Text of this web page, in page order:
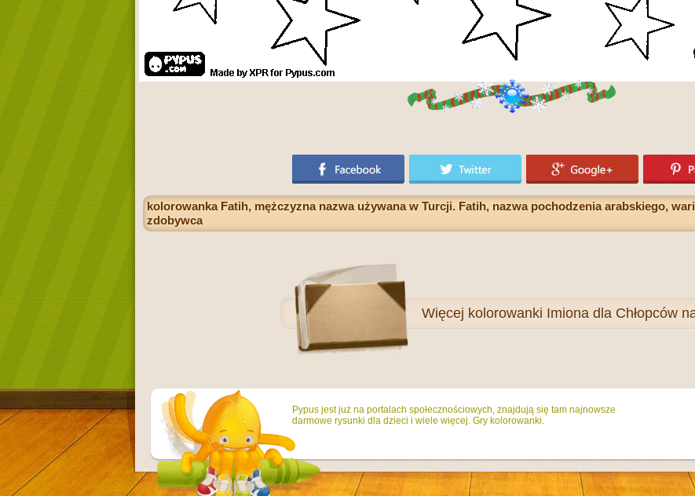
kolorowanka Fatih, mężczyzna nazwa używana w Turcji. Fatih, nazwa pochodzenia arabskiego,
zdobywca
Więcej kolorowanki Imiona dla Chłopców
Pypus jest już na portalach społecznościowych, znajdują się tam najnowsze
darmowe rysunki dla dzieci i wiele więcej. Gry kolorowanki.